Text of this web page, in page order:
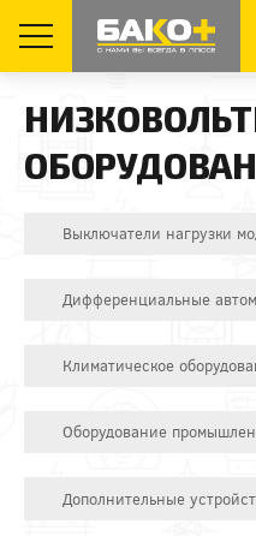
Выключатели нагрузки
Дифференциальные
Климатическое
Оборудование
Дополнительные